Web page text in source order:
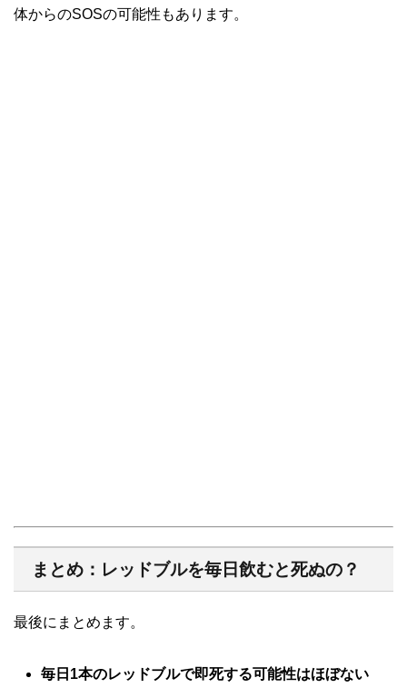
体からのSOSの可能性もあります。
まとめ：レッドブルを毎日飲むと死ぬの？
最後にまとめます。
毎日1本のレッドブルで即死する可能性はほぼない